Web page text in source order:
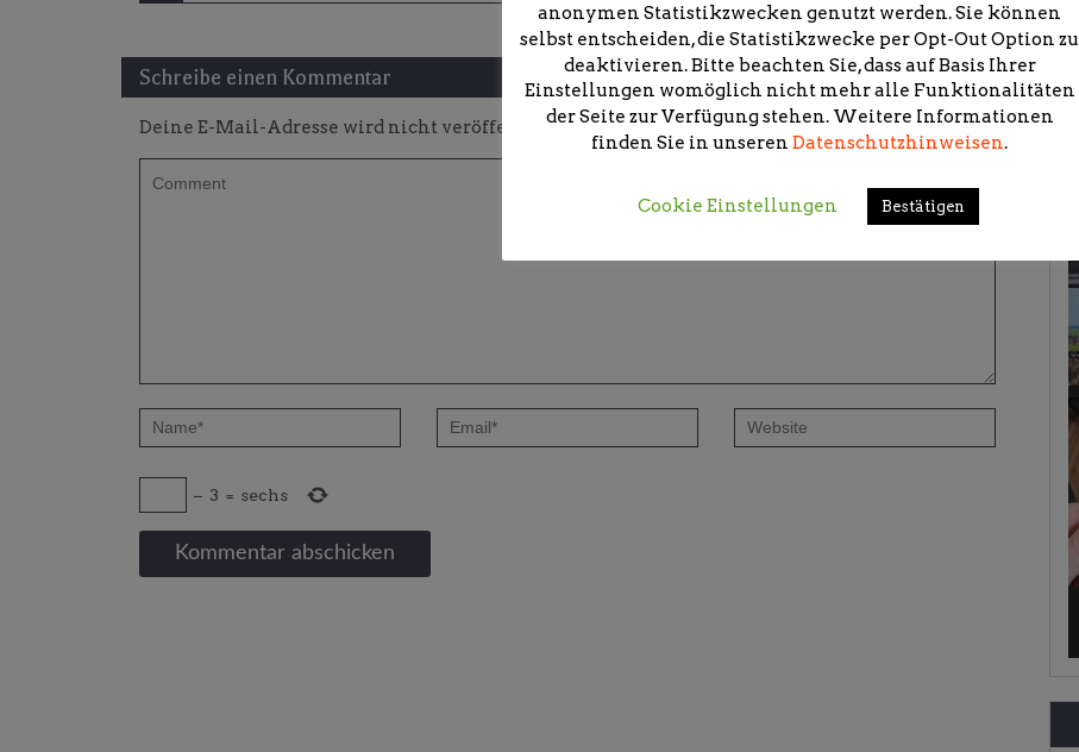
Schreibe einen Kommentar
Deine E-Mail-Adresse wird nicht veröffentlicht. Erforderliche Felder sind mit* markiert
− 3 = sechs
anonymen Statistikzwecken genutzt werden. Sie können
selbst entscheiden, die Statistikzwecke per Opt-Out Option zu
deaktivieren. Bitte beachten Sie, dass auf Basis Ihrer
Einstellungen womöglich nicht mehr alle Funktionalitäten
der Seite zur Verfügung stehen. Weitere Informationen
finden Sie in unseren Datenschutzhinweisen.
Cookie Einstellungen Bestätigen